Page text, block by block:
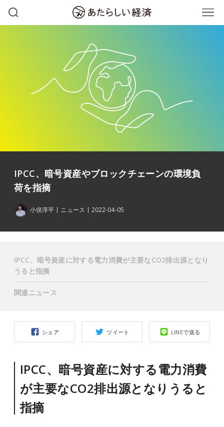
IPCC、暗号資産やブロックチェーンの環境負
荷を指摘
小俣淳平 ニュース 2022-04-05
シェア ツイート LINEで送る
IPCC、暗号資産に対する電力消費
が主要なCO2排出源となりうると
指摘
IPCC、暗号資産に対する電力消費が主要なCO2排出源となり
うると指摘
関連ニュース